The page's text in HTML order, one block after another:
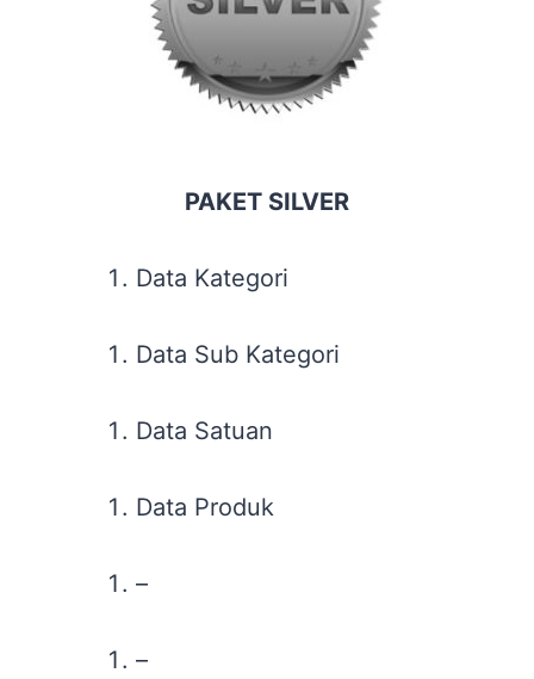
PAKET SILVER
Data Kategori
Data Sub Kategori
Data Satuan
Data Produk
–
–